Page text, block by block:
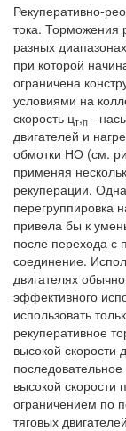
Рекуперативно-
тока. Торможения
разных
при которой
ограничена
условиями на
скорость цт,п -
двигателей и
обмотки НО (см.
применяя
рекуперации.
перегруппировка
привела бы к
после перехода с
соединение.
двигателях
эффективного
использовать
рекуперативное
высокой скорости
высокой скорости
ограничением по
тяговых